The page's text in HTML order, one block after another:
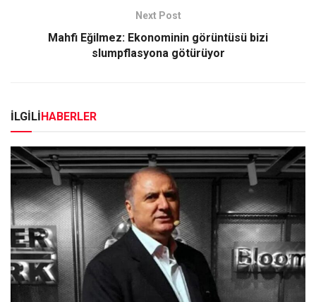
Next Post
Mahfi Eğilmez: Ekonominin görüntüsü bizi
slumpflasyona götürüyor
İLGİLİ HABERLER